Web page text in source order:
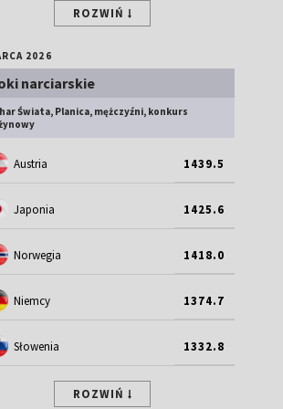
ROZWIŃ
2026
narciarskie
Świata, Planica, mężczyźni, konkurs
Austria 1439.5
Japonia 1425.6
Norwegia 1418.0
Niemcy 1374.7
Słowenia 1332.8
ROZWIŃ